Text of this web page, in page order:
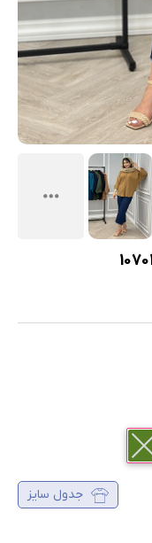
جدول سایز